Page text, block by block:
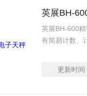
英展BH-
英展BH-600
有简易计数、
更新时间